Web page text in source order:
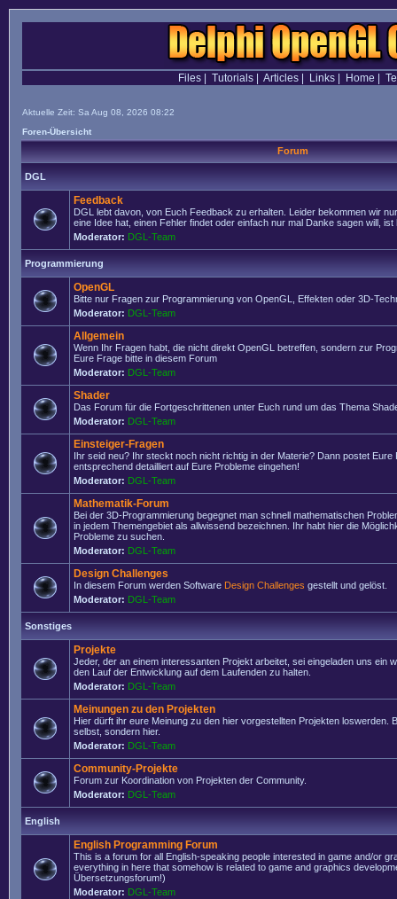
Files| Tutorials| Articles| Links| Home
Aktuelle Zeit: Sa Aug 08, 2026 08:22
Foren-Übersicht
Forum
DGL
Feedback
DGL lebt davon, von Euch Feedback zu erhalten. Leider bekommen wir
eine Idee hat, einen Fehler findet oder einfach nur mal Danke sagen will, ist
Moderator: DGL-Team
Programmierung
OpenGL
Bitte nur Fragen zur Programmierung von OpenGL, Effekten oder 3D-
Moderator: DGL-Team
Allgemein
Wenn Ihr Fragen habt, die nicht direkt OpenGL betreffen, sondern zur
Eure Frage bitte in diesem Forum
Moderator: DGL-Team
Shader
Das Forum für die Fortgeschrittenen unter Euch rund um das Thema
Moderator: DGL-Team
Einsteiger-Fragen
Ihr seid neu? Ihr steckt noch nicht richtig in der Materie? Dann postet Eure
entsprechend detailliert auf Eure Probleme eingehen!
Moderator: DGL-Team
Mathematik-Forum
Bei der 3D-Programmierung begegnet man schnell mathematischen
in jedem Themengebiet als allwissend bezeichnen. Ihr habt hier die
Probleme zu suchen.
Moderator: DGL-Team
Design Challenges
In diesem Forum werden Software Design Challenges gestellt und gelöst.
Moderator: DGL-Team
Sonstiges
Projekte
Jeder, der an einem interessanten Projekt arbeitet, sei eingeladen uns ein
den Lauf der Entwicklung auf dem Laufenden zu halten.
Moderator: DGL-Team
Meinungen zu den Projekten
Hier dürft ihr eure Meinung zu den hier vorgestellten Projekten loswerden.
selbst, sondern hier.
Moderator: DGL-Team
Community-Projekte
Forum zur Koordination von Projekten der Community.
Moderator: DGL-Team
English
English Programming Forum
This is a forum for all English-speaking people interested in game and/or
everything in here that somehow is related to game and graphics
Übersetzungsforum!)
Moderator: DGL-Team